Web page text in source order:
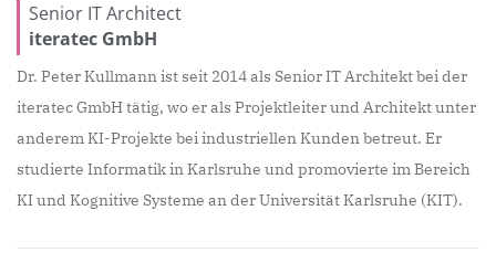
Senior IT Architect
iteratec GmbH
Dr. Peter Kullmann ist seit 2014 als Senior IT Architekt bei der
iteratec GmbH tätig, wo er als Projektleiter und Architekt unter
anderem KI-Projekte bei industriellen Kunden betreut. Er
studierte Informatik in Karlsruhe und promovierte im Bereich
KI und Kognitive Systeme an der Universität Karlsruhe (KIT).